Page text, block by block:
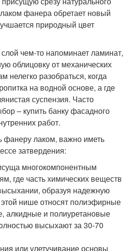
фанера обретает новый
природный цвет
чем-то напоминает ламинат,
облицовку от механических
нелегко разобраться, когда
на водной основе, а где
суспензия. Часто
– купить банку фасадного
работ.
фанеру лаком, важно иметь
затвердения:
многокомпонентным
где часть химических веществ
образуя надежную
нише относят полиэфирные
алкидные и полиуретановые
высыхают за 30-70
или улетучивание основы